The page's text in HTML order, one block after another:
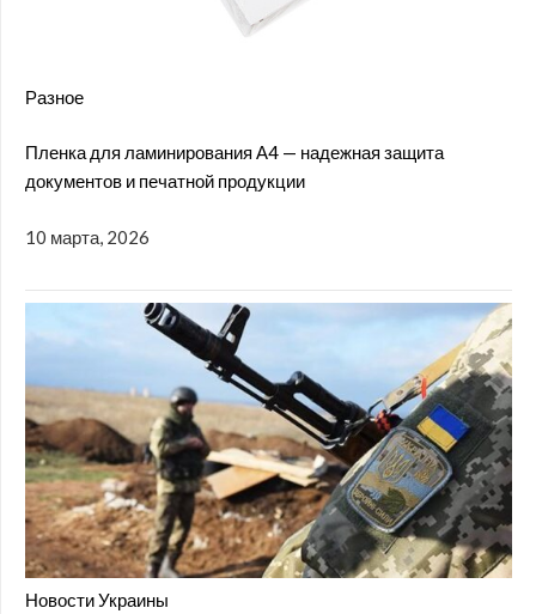
Разное
Пленка для ламинирования А4 — надежная защита
документов и печатной продукции
10 марта, 2026
Новости Украины